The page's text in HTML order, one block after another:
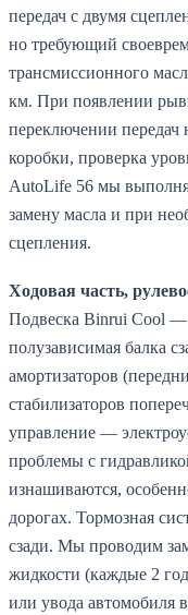
передач с двумя
но требующий
трансмиссионного
км. При появлении
переключении передач
коробки, проверка
AutoLife 56 мы
замену масла и при
сцепления.
Ходовая часть,
Подвеска Binrui Cool —
полузависимая балка
амортизаторов
стабилизаторов
управление —
проблемы с
изнашиваются,
дорогах. Тормозная
сзади. Мы проводим
жидкости (каждые 2
или увода автомобиля